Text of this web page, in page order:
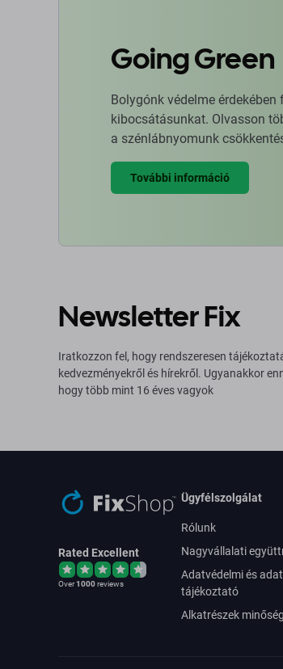
Going Green
Bolygónk védelme
kibocsátásunkat. Olvasson
a szénlábnyomunk
További információ
Newsletter Fix
Iratkozzon fel, hogy rendszeresen
kedvezményekről és hírekről. Ugyanakkor
hogy több mint 16 éves vagyok
Rated Excellent
Over1000reviews
Ügyfélszolgálat
Rólunk
Nagyvállalati
Adatvédelmi és
tájékoztató
Alkatrészek